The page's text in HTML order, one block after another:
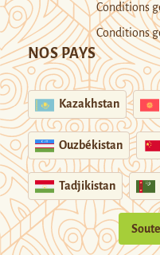
Conditions
Conditions
NOS PAYS
Kazakhstan
Ouzbékistan
Tadjikistan